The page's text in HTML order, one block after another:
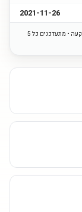
2021-11-26
הנתונים מבוססים על מקורות ציבוריים ואינם מהווים המלצת השקעה • מתעדכנים כל 5